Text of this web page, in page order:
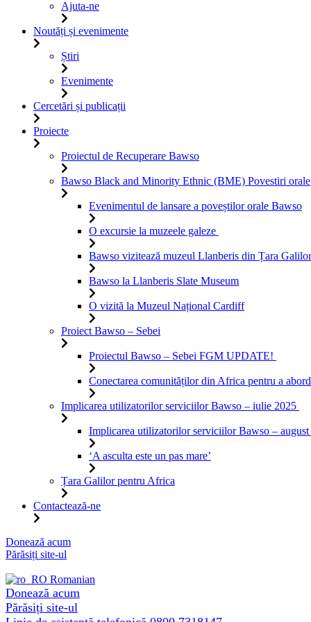
Ajuta-ne
Noutăți și evenimente
Știri
Evenimente
Cercetări și publicații
Proiecte
Proiectul de Recuperare Bawso
Bawso Black and Minority Ethnic (BME) Povestiri orale
Evenimentul de lansare a poveștilor orale Bawso
O excursie la muzeele galeze
Bawso vizitează muzeul Llanberis din Țara
Bawso la Llanberis Slate Museum
O vizită la Muzeul Național Cardiff
Proiect Bawso – Sebei
Proiectul Bawso – Sebei FGM UPDATE!
Conectarea comunităților din Africa pentru a
Implicarea utilizatorilor serviciilor Bawso – iulie 2025
Implicarea utilizatorilor serviciilor Bawso – august
‘A asculta este un pas mare’
Țara Galilor pentru Africa
Contactează-ne
Sari
la
Donează acum
Părăsiți site-ul
Romanian
Donează acum
Părăsiți site-ul